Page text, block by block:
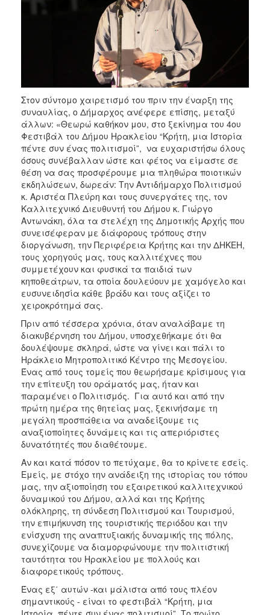
Στον σύντομο χαιρετισμό του πριν την έναρξη της
συναυλίας, ο Δήμαρχος ανέφερε επίσης, μεταξύ
άλλων: «Θεωρώ καθήκον μου, στο ξεκίνημα του 4ου
Φεστιβάλ του Δήμου Ηρακλείου “Κρήτη, μια Ιστορία
πέντε συν ένας πολιτισμοί”, να ευχαριστήσω όλους
όσους συνέβαλλαν ώστε και φέτος να είμαστε σε
θέση να σας προσφέρουμε μια πληθώρα ποιοτικών
εκδηλώσεων, δωρεάν: Την Αντιδήμαρχο Πολιτισμού
κ. Αριστέα Πλεύρη και τους συνεργάτες της, τον
Καλλιτεχνικό Διευθυντή του Δήμου κ. Γιώργο
Αντωνάκη, όλα τα στελέχη της Δημοτικής Αρχής που
συνεισέφεραν με διάφορους τρόπους στην
διοργάνωση, την Περιφέρεια Κρήτης και την ΔΗΚΕΗ,
τους χορηγούς μας, τους καλλιτέχνες που
συμμετέχουν και φυσικά τα παιδιά των
κηποθεάτρων, τα οποία δουλεύουν με χαμόγελο και
ευσυνειδησία κάθε βράδυ και τους αξίζει το
χειροκρότημά σας.
Πριν από τέσσερα χρόνια, όταν αναλάβαμε τη
διακυβέρνηση του Δήμου, υποσχεθήκαμε ότι θα
δουλέψουμε σκληρά, ώστε να γίνει και πάλι το
Ηράκλειο Μητροπολιτικό Κέντρο της Μεσογείου.
Ένας από τους τομείς που θεωρήσαμε κρίσιμους για
την επίτευξη του οράματός μας, ήταν και
παραμένει ο Πολιτισμός. Για αυτό και από την
πρώτη ημέρα της θητείας μας, ξεκινήσαμε τη
μεγάλη προσπάθεια να αναδείξουμε τις
αναξιοποίητες δυνάμεις και τις απεριόριστες
δυνατότητές που διαθέτουμε.
Αν και κατά πόσον το πετύχαμε, θα το κρίνετε εσείς.
Εμείς, με στόχο την ανάδειξη της ιστορίας του τόπου
μας, την αξιοποίηση του εξαιρετικού καλλιτεχνικού
δυναμικού του Δήμου, αλλά και της Κρήτης
ολόκληρης, τη σύνδεση Πολιτισμού και Τουρισμού,
την επιμήκυνση της τουριστικής περιόδου και την
ενίσχυση της αναπτυξιακής δυναμικής της πόλης,
συνεχίζουμε να διαμορφώνουμε την πολιτιστική
ταυτότητα του Ηρακλείου με πολλούς και
διαφορετικούς τρόπους.
Ένας εξ΄ αυτών -και μάλιστα από τους πλέον
σημαντικούς - είναι το φεστιβάλ “Κρήτη, μια